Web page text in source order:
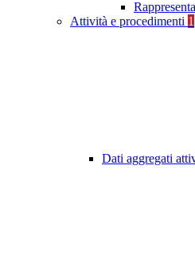
Attività e procedimenti 1
Dati aggregati